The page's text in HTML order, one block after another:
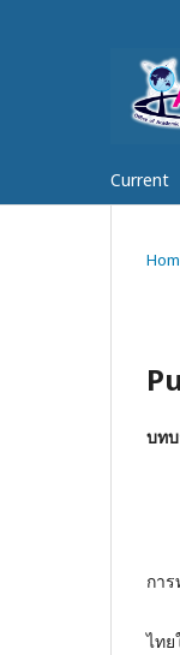
Current
บท
1.
2.
3.
กา
4.
ไท